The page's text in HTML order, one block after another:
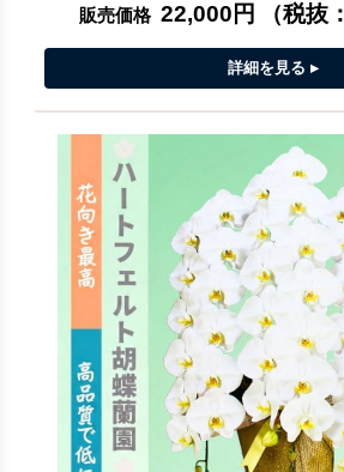
販売価格 22,000円 （税抜：